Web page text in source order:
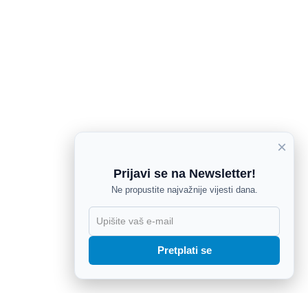
×
Prijavi se na Newsletter!
Ne propustite najvažnije vijesti dana.
Pretplati se